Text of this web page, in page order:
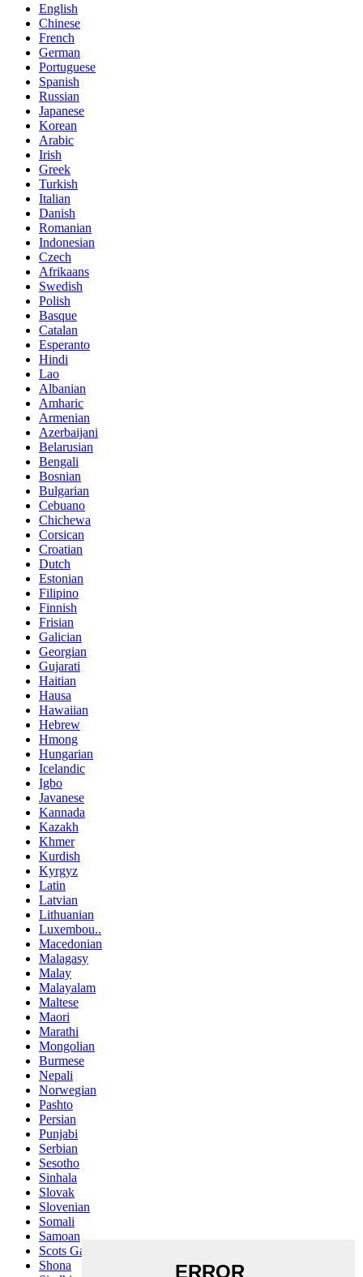
English
Chinese
French
German
Portuguese
Spanish
Russian
Japanese
Korean
Arabic
Irish
Greek
Turkish
Italian
Danish
Romanian
Indonesian
Czech
Afrikaans
Swedish
Polish
Basque
Catalan
Esperanto
Hindi
Lao
Albanian
Amharic
Armenian
Azerbaijani
Belarusian
Bengali
Bosnian
Bulgarian
Cebuano
Chichewa
Corsican
Croatian
Dutch
Estonian
Filipino
Finnish
Frisian
Galician
Georgian
Gujarati
Haitian
Hausa
Hawaiian
Hebrew
Hmong
Hungarian
Icelandic
Igbo
Javanese
Kannada
Kazakh
Khmer
Kurdish
Kyrgyz
Latin
Latvian
Lithuanian
Luxembou..
Macedonian
Malagasy
Malay
Malayalam
Maltese
Maori
Marathi
Mongolian
Burmese
Nepali
Norwegian
Pashto
Persian
Punjabi
Serbian
Sesotho
Sinhala
Slovak
Slovenian
Somali
Samoan
Scots Gaelic
Shona